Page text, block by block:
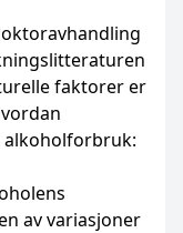
faktorer er
alkoholforbruk:
av varia­sjoner